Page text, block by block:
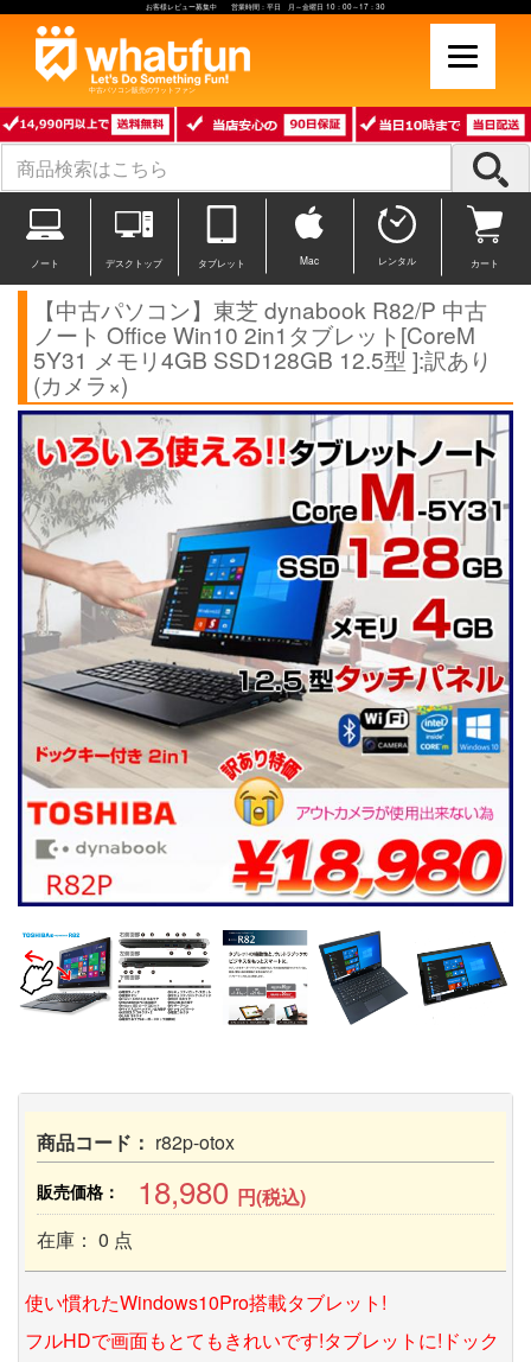
お客様レビュー募集中 営業時間：平日 月～金曜日 10：00～17：30
中古パソコン販売のワットファン
ノート デスクトップ タブレット Mac レンタル カート
【中古パソコン】東芝 dynabook R82/P 中古
ノート Office Win10 2in1タブレット[CoreM
5Y31 メモリ4GB SSD128GB 12.5型 ]:訳あり
(カメラ×)
商品コード： r82p-otox
販売価格： 18,980 円(税込)
在庫： 0 点
使い慣れたWindows10Pro搭載タブレット!
フルHDで画面もとてもきれいです!タブレットに!ドック